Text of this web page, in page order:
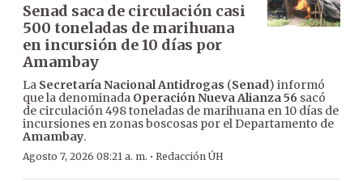
Senad saca de circulación casi
500 toneladas de marihuana
en incursión de 10 días por
Amambay
La Secretaría Nacional Antidrogas (Senad) informó
que la denominada Operación Nueva Alianza 56 sacó
de circulación 498 toneladas de marihuana en 10 días de
incursiones en zonas boscosas por el Departamento de
Amambay.
Agosto 7, 2026 08:21 a. m. · Redacción ÚH